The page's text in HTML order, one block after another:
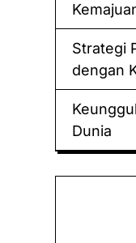
Strategi
dengan
Dunia